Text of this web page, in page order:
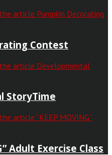
Contest
StoryTime
Adult Exercise Class